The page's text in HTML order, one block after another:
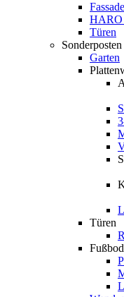
Fassade
HARO
Türen
Sonderposten
Garten
Türen